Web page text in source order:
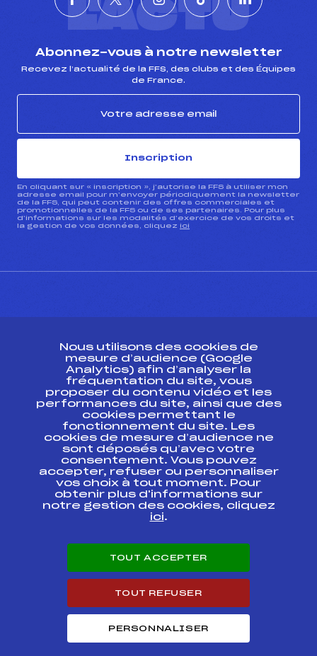
L'ACTU
Abonnez-vous à notre newsletter
Recevez l’actualité de la FFS, des clubs et des Équipes
de France.
Inscription
En cliquant sur « inscription », j’autorise la FFS à utiliser mon
adresse email pour m’envoyer périodiquement la newsletter
de la FFS, qui peut contenir des offres commerciales et
promotionnelles de la FFS ou de ses partenaires. Pour plus
d’informations sur les modalités d’exercice de vos droits et
la gestion de vos données, cliquez ici
ESPACE PRESSE
Ressources
Pass’Neige
Projet sportif fédéral
Projet de performance fédéral
Antidopage
Pôle Développement, Formation, Suivi
Scientifique
Listes ministérielles
Pôle vie de l’athlète
Carrières
Nous utilisons des cookies de
mesure d’audience (Google
Analytics) afin d’analyser la
fréquentation du site, vous
proposer du contenu vidéo et les
performances du site, ainsi que des
cookies permettant le
fonctionnement du site. Les
cookies de mesure d’audience ne
sont déposés qu’avec votre
consentement. Vous pouvez
accepter, refuser ou personnaliser
vos choix à tout moment. Pour
obtenir plus d'informations sur
notre gestion des cookies, cliquez
ici.
TOUT ACCEPTER
TOUT REFUSER
PERSONNALISER